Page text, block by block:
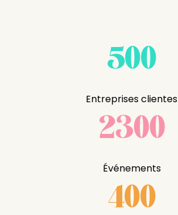
500
Entreprises clientes
2300
Événements
400